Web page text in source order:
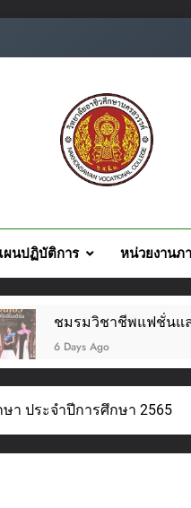
ผนปฏิบัติการ หน่วยงานภ
าชีพแฟชั่นและสิ่งทอ จัดโคร
า ประจำปีการศึกษา 2565